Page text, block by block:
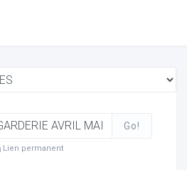
Go!
Lien permanent